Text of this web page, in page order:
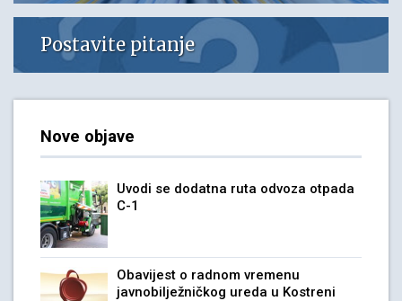
Postavite pitanje
Nove objave
Uvodi se dodatna ruta odvoza otpada
C-1
Obavijest o radnom vremenu
javnobilježničkog ureda u Kostreni